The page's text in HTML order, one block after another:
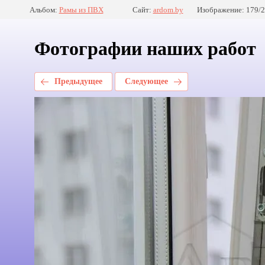
Альбом: Рамы из ПВХ Сайт: ardom.by Изображение: 179/
Фотографии наших работ
Предыдущее Следующее